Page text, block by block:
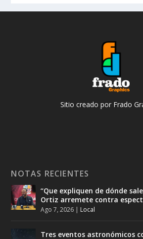
Sitio creado por Frado
NOTAS RECIENTES
“Que expliquen de dónde
Ortiz arremete contra
Ago 7, 2026 | Local
Tres eventos astronómicos